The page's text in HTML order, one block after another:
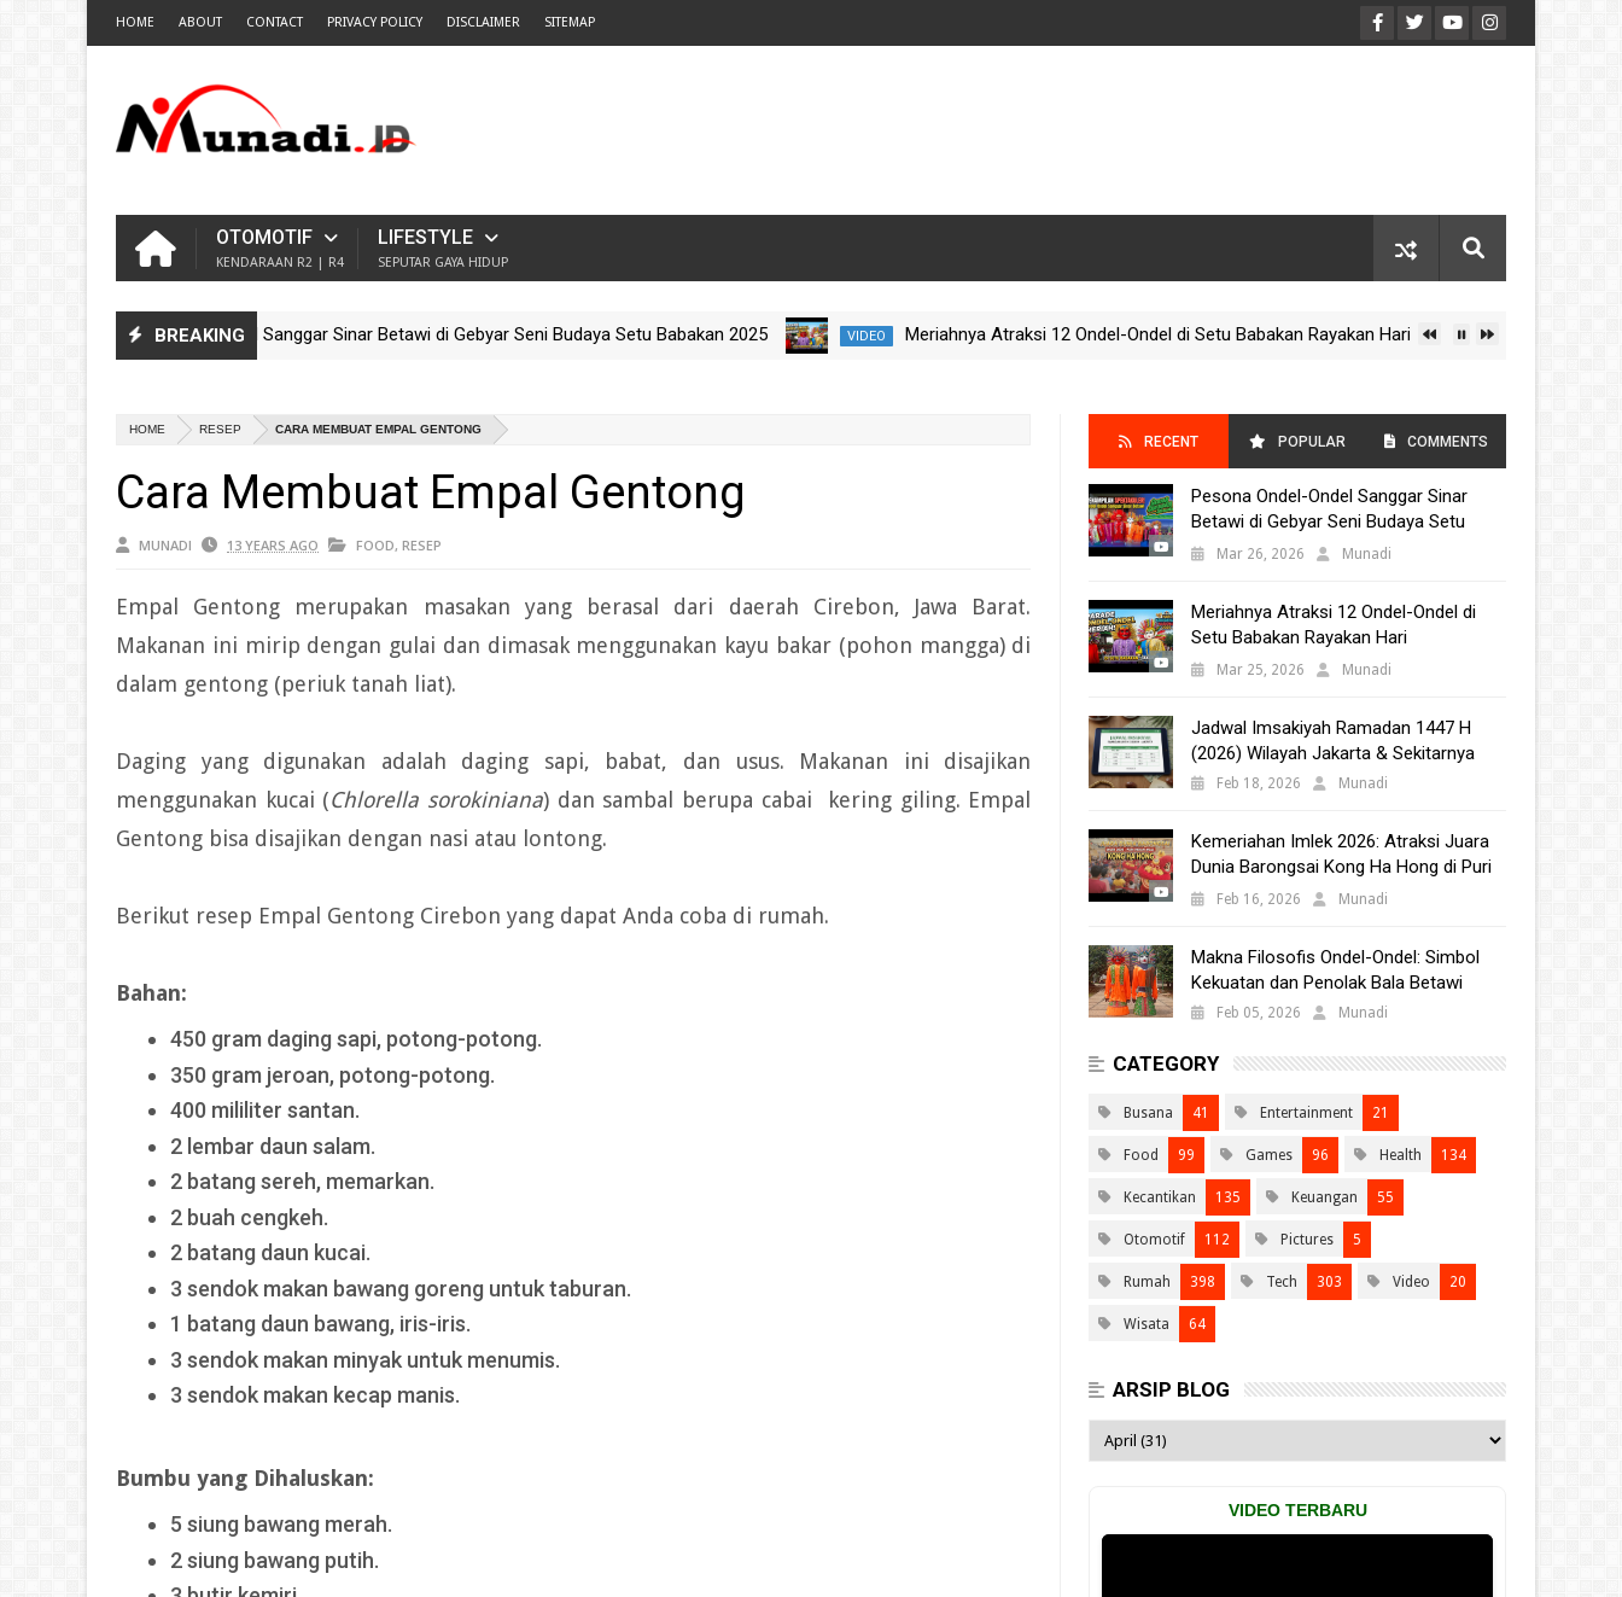
HOME ABOUT CONTACT PRIVACY POLICY DISCLAIMER SITEMAP
OTOMOTIF
KENDARAAN R2 | R4
LIFESTYLE
SEPUTAR GAYA HIDUP
BREAKING
Pesona Ondel-Ondel Sanggar Sinar Betawi di Gebyar Seni Budaya Setu Babakan 2025 VIDEO Meriahnya Atraksi 12 Ondel-Ondel di Setu Babakan Rayakan Hari Kebudayaan Nasional 2025
HOME RESEP CARA MEMBUAT EMPAL GENTONG
Cara Membuat Empal Gentong
MUNADI 13 YEARS AGO FOOD, RESEP
Empal Gentong merupakan masakan yang berasal dari daerah Cirebon, Jawa Barat.
Makanan ini mirip dengan gulai dan dimasak menggunakan kayu bakar (pohon mangga) di
dalam gentong (periuk tanah liat).
Daging yang digunakan adalah daging sapi, babat, dan usus. Makanan ini disajikan
menggunakan kucai (Chlorella sorokiniana) dan sambal berupa cabai kering giling. Empal
Gentong bisa disajikan dengan nasi atau lontong.
Berikut resep Empal Gentong Cirebon yang dapat Anda coba di rumah.
Bahan:
450 gram daging sapi, potong-potong.
350 gram jeroan, potong-potong.
400 mililiter santan.
2 lembar daun salam.
2 batang sereh, memarkan.
2 buah cengkeh.
2 batang daun kucai.
3 sendok makan bawang goreng untuk taburan.
1 batang daun bawang, iris-iris.
3 sendok makan minyak untuk menumis.
3 sendok makan kecap manis.
Bumbu yang Dihaluskan:
5 siung bawang merah.
2 siung bawang putih.
RECENT POPULAR
POSTS
COMMENTS
Pesona Ondel-Ondel Sanggar Sinar
Betawi di Gebyar Seni Budaya Setu
Babakan 2025
Mar 26, 2026 Munadi
Meriahnya Atraksi 12 Ondel-Ondel di
Setu Babakan Rayakan Hari
Kebudayaan Nasional 2025
Mar 25, 2026 Munadi
Jadwal Imsakiyah Ramadan 1447 H
(2026) Wilayah Jakarta & Sekitarnya
Feb 18, 2026 Munadi
Kemeriahan Imlek 2026: Atraksi Juara
Dunia Barongsai Kong Ha Hong di Puri
Indah Mall
Feb 16, 2026 Munadi
Makna Filosofis Ondel-Ondel: Simbol
Kekuatan dan Penolak Bala Betawi
Feb 05, 2026 Munadi
CATEGORY
Busana 41 Entertainment 21
Food 99 Games 96 Health 134
Kecantikan 135 Keuangan 55
Otomotif 112 Pictures 5
Rumah 398 Tech 303 Video 20
Wisata 64
ARSIP BLOG
VIDEO TERBARU